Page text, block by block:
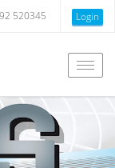
520345 Login